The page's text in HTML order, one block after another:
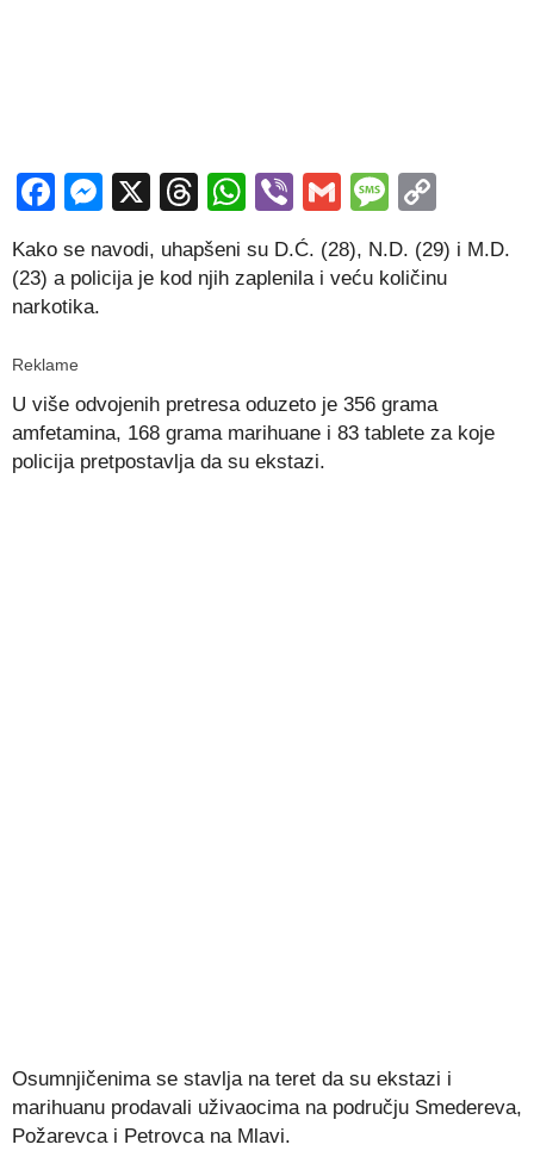
Facebook
Messenger
X Threads
WhatsApp
ViberGmail
Kako se navodi, uhapšeni su D.Ć. (28), N.D. (29) i M.D.
(23) a policija je kod njih zaplenila i veću količinu
narkotika.
Reklame
U više odvojenih pretresa oduzeto je 356 grama
amfetamina, 168 grama marihuane i 83 tablete za koje
policija pretpostavlja da su ekstazi.
Osumnjičenima se stavlja na teret da su ekstazi i
marihuanu prodavali uživaocima na području Smedereva,
Požarevca i Petrovca na Mlavi.